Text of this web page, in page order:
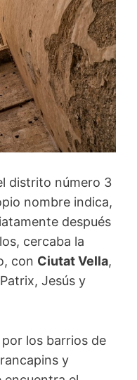
distrito número 3
nombre indica,
después
cercaba la
con Ciutat Vella,
Jesús y
los barrios de
y